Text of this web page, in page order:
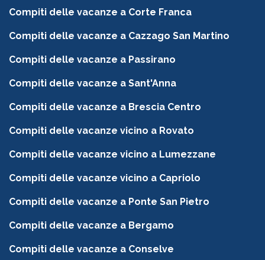
Compiti delle vacanze a Corte Franca
Compiti delle vacanze a Cazzago San Martino
Compiti delle vacanze a Passirano
Compiti delle vacanze a Sant'Anna
Compiti delle vacanze a Brescia Centro
Compiti delle vacanze vicino a Rovato
Compiti delle vacanze vicino a Lumezzane
Compiti delle vacanze vicino a Capriolo
Compiti delle vacanze a Ponte San Pietro
Compiti delle vacanze a Bergamo
Compiti delle vacanze a Conselve